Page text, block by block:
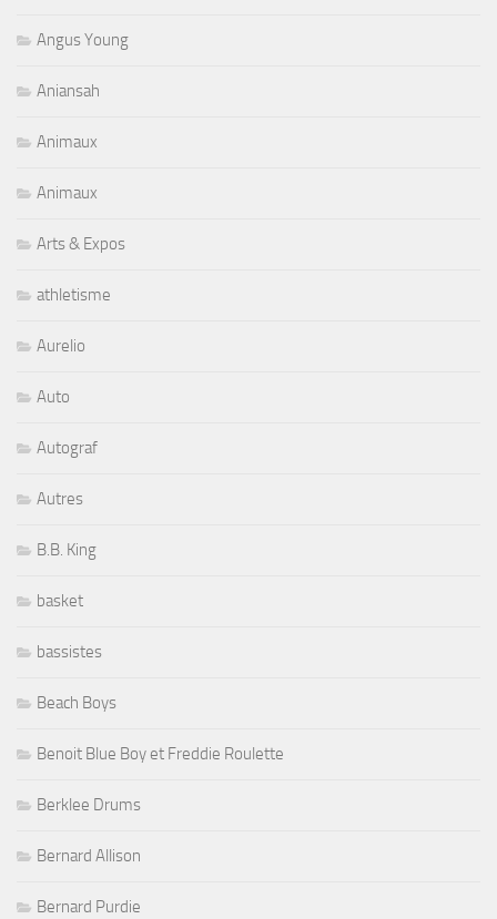
Angus Young
Aniansah
Animaux
Animaux
Arts & Expos
athletisme
Aurelio
Auto
Autograf
Autres
B.B. King
basket
bassistes
Beach Boys
Benoit Blue Boy et Freddie Roulette
Berklee Drums
Bernard Allison
Bernard Purdie